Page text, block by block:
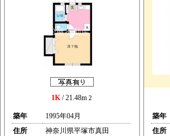
1K/ 21.48m 2
築年
1995年04月
住所
神奈川県平塚市真田
築年
住所